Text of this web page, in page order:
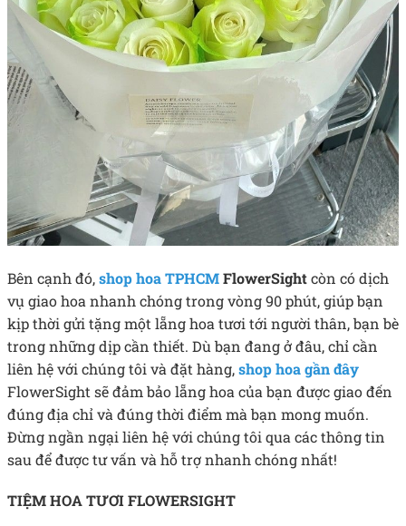
Bên cạnh đó,shop hoa TPHCMFlowerSightcòn có dịch
vụ giao hoa nhanh chóng trong vòng 90 phút, giúp bạn
kịp thời gửi tặng một lẵng hoa tươi tới người thân, bạn bè
trong những dịp cần thiết. Dù bạn đang ở đâu, chỉ cần
liên hệ với chúng tôi và đặt hàng,shop hoa gần đây
FlowerSight sẽ đảm bảo lẵng hoa của bạn được giao đến
đúng địa chỉ và đúng thời điểm mà bạn mong muốn.
Đừng ngần ngại liên hệ với chúng tôi qua các thông tin
sau để được tư vấn và hỗ trợ nhanh chóng nhất!
TIỆM HOA TƯƠI FLOWERSIGHT